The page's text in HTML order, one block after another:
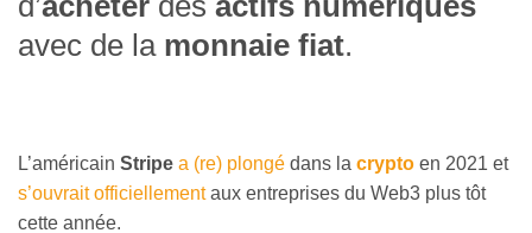
avec de la monnaie fiat.
L’américain Stripe a (re) plongé dans la crypto en 2021 et
s’ouvrait officiellementaux entreprises du Web3 plus tôt
cette année.